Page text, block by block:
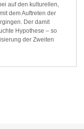
auf den kulturellen,
dem Auftreten der
Der damit
Hypothese – so
der Zweiten